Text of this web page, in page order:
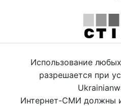
Использование
разрешается при
Интернет-СМИ должны